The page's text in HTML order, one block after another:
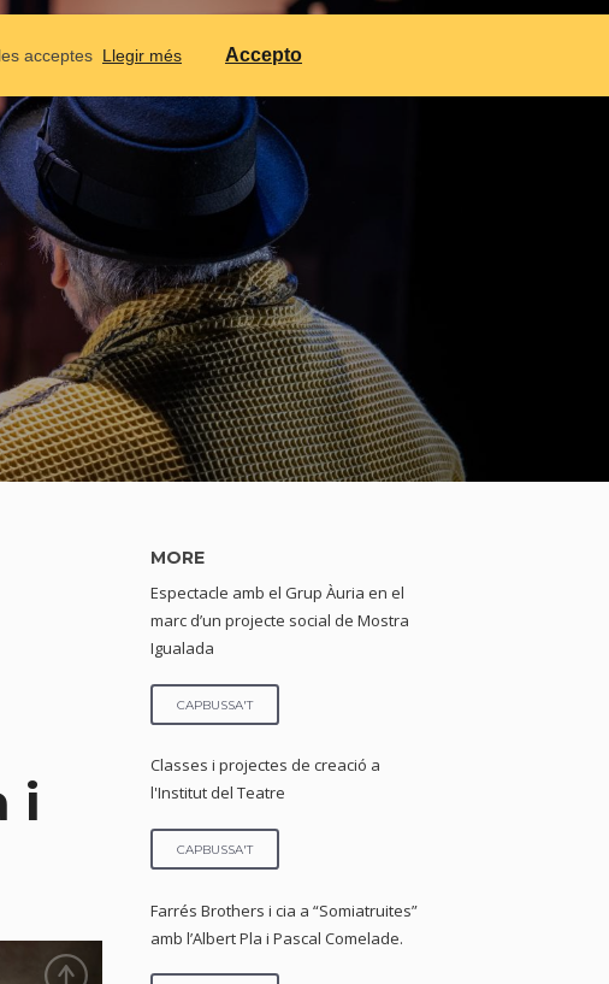
CONTACTAR CALENDARI
i
MORE
Espectacle amb el Grup Àuria en el
marc d’un projecte social de Mostra
Igualada
CAPBUSSA'T
Classes i projectes de creació a
l'Institut del Teatre
CAPBUSSA'T
Farrés Brothers i cia a “Somiatruites”
amb l’Albert Pla i Pascal Comelade.
acceptes Llegir més Accepto